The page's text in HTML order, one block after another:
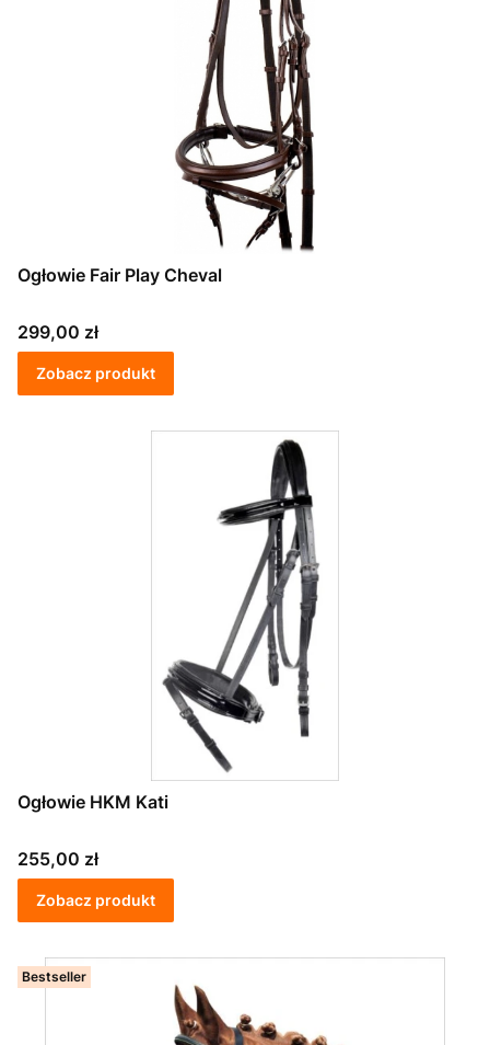
Ogłowie Fair Play Cheval
Cena
299,00 zł
Zobacz produkt
Ogłowie HKM Kati
Cena
255,00 zł
Zobacz produkt
Bestseller